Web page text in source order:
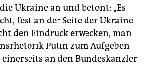
Ukraine an und betont: „Es
fest an der Seite der Ukraine
den Eindruck erwecken, man
Putin zum Aufgeben
einerseits an den Bundeskanzler